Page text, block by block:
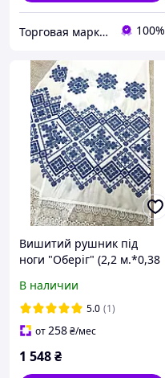
Торговая марка "Світ вишивки" Рівненський виробник вишитих виробів 100%
Вишитий рушник під
ноги "Оберіг" (2,2 м.*0,38
В наличии
5.0 (1)
от258₴/мес
1 548₴